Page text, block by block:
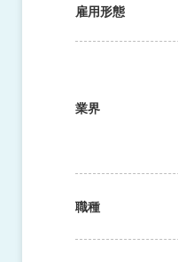
雇用形態
業界
職種